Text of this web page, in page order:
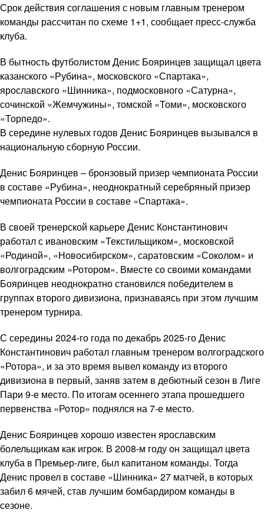
Срок действия соглашения с новым главным тренером
команды рассчитан по схеме 1+1, сообщает пресс-служба
клуба.
В бытность футболистом Денис Бояринцев защищал цвета
казанского «Рубина», московского «Спартака»,
ярославского «Шинника», подмосковного «Сатурна»,
сочинской «Жемчужины», томской «Томи», московского
«Торпедо».
В середине нулевых годов Денис Бояринцев вызывался в
национальную сборную России.
Денис Бояринцев – бронзовый призер чемпионата России
в составе «Рубина», неоднократный серебряный призер
чемпионата России в составе «Спартака».
В своей тренерской карьере Денис Константинович
работал с ивановским «Текстильщиком», московской
«Родиной», «Новосибирском», саратовским «Соколом» и
волгоградским «Ротором». Вместе со своими командами
Бояринцев неоднократно становился победителем в
группах второго дивизиона, признаваясь при этом лучшим
тренером турнира.
С середины 2024-го года по декабрь 2025-го Денис
Константинович работал главным тренером волгоградского
«Ротора», и за это время вывел команду из второго
дивизиона в первый, заняв затем в дебютный сезон в Лиге
Пари 9-е место. По итогам осеннего этапа прошедшего
первенства «Ротор» поднялся на 7-е место.
Денис Бояринцев хорошо известен ярославским
болельщикам как игрок. В 2008-м году он защищал цвета
клуба в Премьер-лиге, был капитаном команды. Тогда
Денис провел в составе «Шинника» 27 матчей, в которых
забил 6 мячей, став лучшим бомбардиром команды в
сезоне.